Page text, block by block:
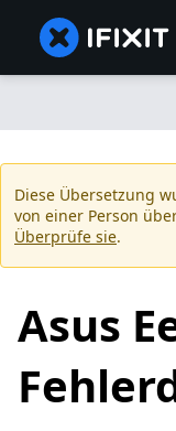
Diese Übersetzung
von einer Person
Überprüfe sie.
Asus